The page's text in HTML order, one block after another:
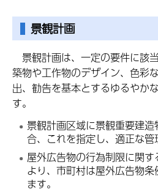
景観計画
景観計画は、一定の要件に該
築物や工作物のデザイン、色彩
出、勧告を基本とするゆるやか
す。
景観計画区域に景観重要建
合、これを指定し、適正な管
屋外広告物の行為制限に関
より、市町村は屋外広告物
ます。